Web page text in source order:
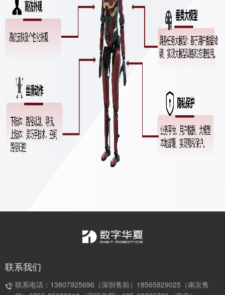
联系我们
联系电话：13807925696（深圳售前）18565829025（南京售